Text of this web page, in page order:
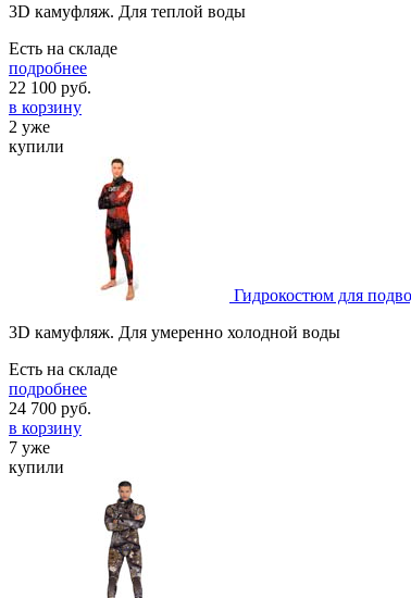
3D камуфляж. Для теплой воды
Есть на складе
подробнее
22 100 руб.
в корзину
2 уже
купили
Гидрокостюм для
3D камуфляж. Для умеренно холодной воды
Есть на складе
подробнее
24 700 руб.
в корзину
7 уже
купили